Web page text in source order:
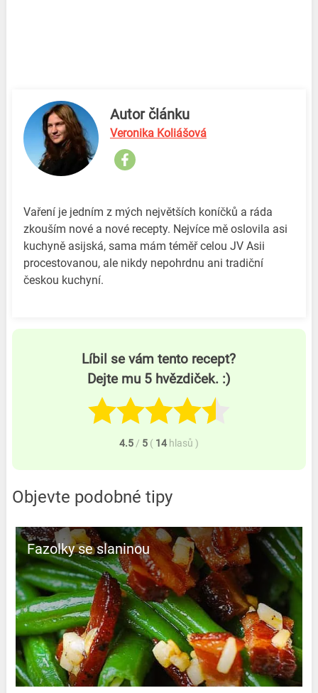
Autor článku
Veronika Koliášová
Vaření je jedním z mých největších koníčků a ráda
zkouším nové a nové recepty. Nejvíce mě oslovila asi
kuchyně asijská, sama mám téměř celou JV Asii
procestovanou, ale nikdy nepohrdnu ani tradiční
českou kuchyní.
Líbil se vám tento recept?
Dejte mu 5 hvězdiček. :)
4.5 / 5 ( 14 hlasů )
Objevte podobné tipy
Fazolky se slaninou